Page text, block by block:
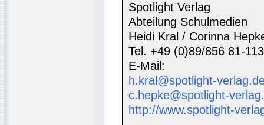
Spotlight Verlag
Abteilung Schulmedien
Heidi Kral / Corinna
Tel. +49 (0)89/856 81-
E-Mail:
h.kral@spotlight-
c.hepke@spotlight-
http://www.spotlight-